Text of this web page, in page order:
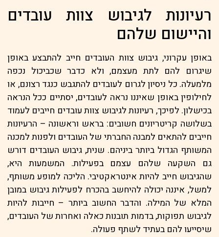
רעיונות לגיבוש צוות עובדים
והיישום שלהם
באופן עקרוני, גיבוש צוות העובדים חייב להתבצע באופן
שיגרום להם לתת מעצמם, ולא כדבר שכביכול נכפה
מלמעלה. כל ניסיון לגרום לעובדים להתגבש כנגד רצונם, או
לחילופין באופן שאיננו נראה לעובדים, יסתיים ככל הנראה
בכישלון. לפיכך, רעיונות לגיבוש צוות עובדים חייבים לעמוד
בשלושה קריטריונים חשובים: בראש וראשונה – הרעיונות
חייבים להתאים למבנה החברתי של העובדים ולפנות למכנה
המשותף הגדול ביותר ביניהם. שנית, גיבוש העובדים דורש
גם השקעה שלהם עצמם בפעילות. המשמעות היא,
שהגיבוש חייב להיות אינטראקטיבי. הליכה למופע משותף,
למשל, איננה יכולה להיחשב בהכרח לפעילות גיבוש במובן
המלא של המילה. והדבר החשוב ביותר – חייבות להיות
לגיבוש תפוקות, בדמות תובנות כאלה ואחרות של העובדים,
שיסייעו להם בעתיד לשתף פעולה.